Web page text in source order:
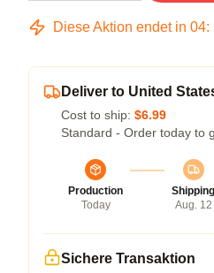
Diese Aktion endet in 04:
Deliver to United
Cost to ship: $6.99
Standard - Order today to
Production
Today
Shipping
Aug. 12
Sichere Transaktion